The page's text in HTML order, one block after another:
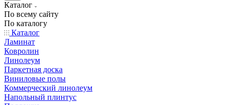
Каталог
По всему сайту
По каталогу
Каталог
Ламинат
Ковролин
Линолеум
Паркетная доска
Виниловые полы
Коммерческий линолеум
Напольный плинтус